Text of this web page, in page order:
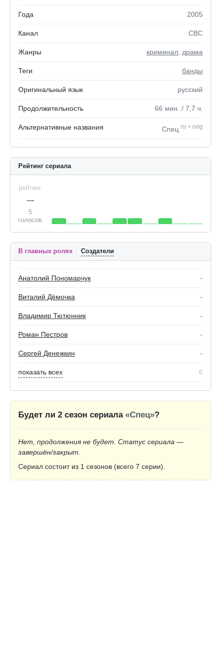
Года 2005
Канал CBC
Жанры криминал драма
Теги банды
Оригинальный язык русский
Продолжительность 66 мин. / 7,7 ч.
Альтернативные названия Спец ru + orig
Рейтинг сериала
рейтинг
---
5
голосов
В главных ролях Создатели
Анатолий Пономарчук -
Виталий Дёмочка -
Владимир Тютюнник -
Роман Пестров -
Сергей Денежкин -
показать всех 6
Будет ли 2 сезон сериала «Спец»?
Нет, продолжения не будет. Статус сериала —
завершён/закрыт.
Сериал состоит из 1 сезонов (всего 7 серии).